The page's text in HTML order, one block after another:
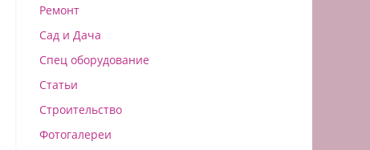
Ремонт
Сад и Дача
Спец оборудование
Статьи
Строительство
Фотогалереи